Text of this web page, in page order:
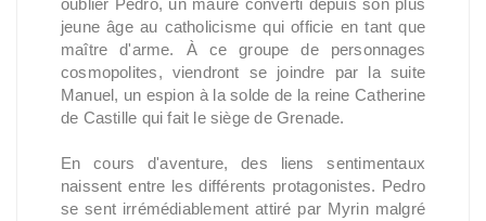
oublier Pedro, un maure converti depuis son plus
jeune âge au catholicisme qui officie en tant que
maître d'arme. À ce groupe de personnages
cosmopolites, viendront se joindre par la suite
Manuel, un espion à la solde de la reine Catherine
de Castille qui fait le siège de Grenade.
En cours d'aventure, des liens sentimentaux
naissent entre les différents protagonistes. Pedro
se sent irrémédiablement attiré par Myrin malgré